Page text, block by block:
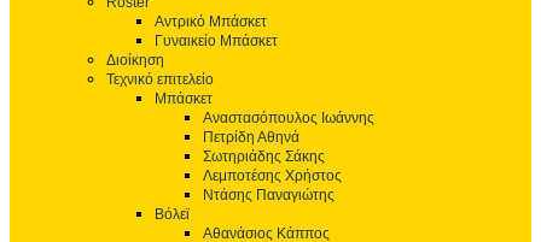
Αντρικό Μπάσκετ
Γυναικείο Μπάσκετ
Διοίκηση
Τεχνικό επιτελείο
Μπάσκετ
Αναστασόπουλος Ιωάννης
Πετρίδη Αθηνά
Σωτηριάδης Σάκης
Λεμποτέσης Χρήστος
Ντάσης Παναγιώτης
Βόλεϊ
Αθανάσιος Κάππος